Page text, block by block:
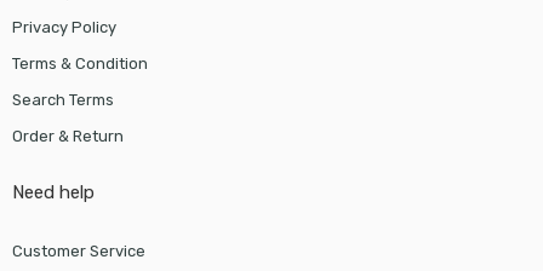
Privacy Policy
Terms & Condition
Search Terms
Order & Return
Need help
Customer Service